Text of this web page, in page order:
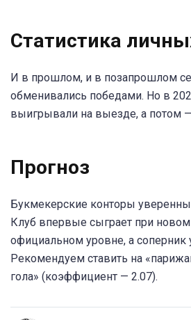
Статистика
И в прошлом, и в позапрошлом
обменивались победами. Но в
выигрывали на выезде, а потом
Прогноз
Букмекерские конторы
Клуб впервые сыграет при новом
официальном уровне, а соперник
Рекомендуем ставить на
гола» (коэффициент — 2.07).